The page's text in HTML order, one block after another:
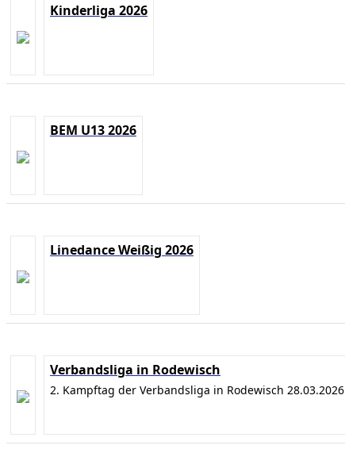
Kinderliga 2026
BEM U13 2026
Linedance Weißig 2026
Verbandsliga in Rodewisch
2. Kampftag der Verbandsliga in Rodewisch 28.03.2026